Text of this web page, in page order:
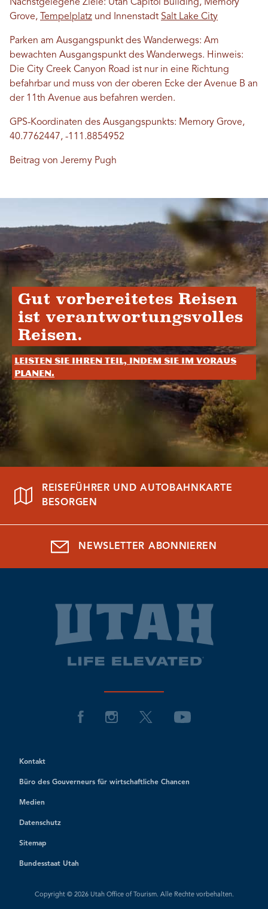
Nächstgelegene Ziele: Utah Capitol Building, Memory
Grove, Tempelplatz und Innenstadt Salt Lake City
Parken am Ausgangspunkt des Wanderwegs: Am
bewachten Ausgangspunkt des Wanderwegs. Hinweis:
Die City Creek Canyon Road ist nur in eine Richtung
befahrbar und muss von der oberen Ecke der Avenue B an
der 11th Avenue aus befahren werden.
GPS-Koordinaten des Ausgangspunkts: Memory Grove,
40.7762447, -111.8854952
Beitrag von Jeremy Pugh
Gut vorbereitetes Reisen
ist verantwortungsvolles
Reisen.
Leisten Sie Ihren Teil, indem Sie im Voraus
planen.
REISEFÜHRER UND AUTOBAHNKARTE
BESORGEN
NEWSLETTER ABONNIEREN
Kontakt
Büro des Gouverneurs für wirtschaftliche Chancen
Medien
Datenschutz
Sitemap
Bundesstaat Utah
Copyright © 2026 Utah Office of Tourism. Alle Rechte vorbehalten.